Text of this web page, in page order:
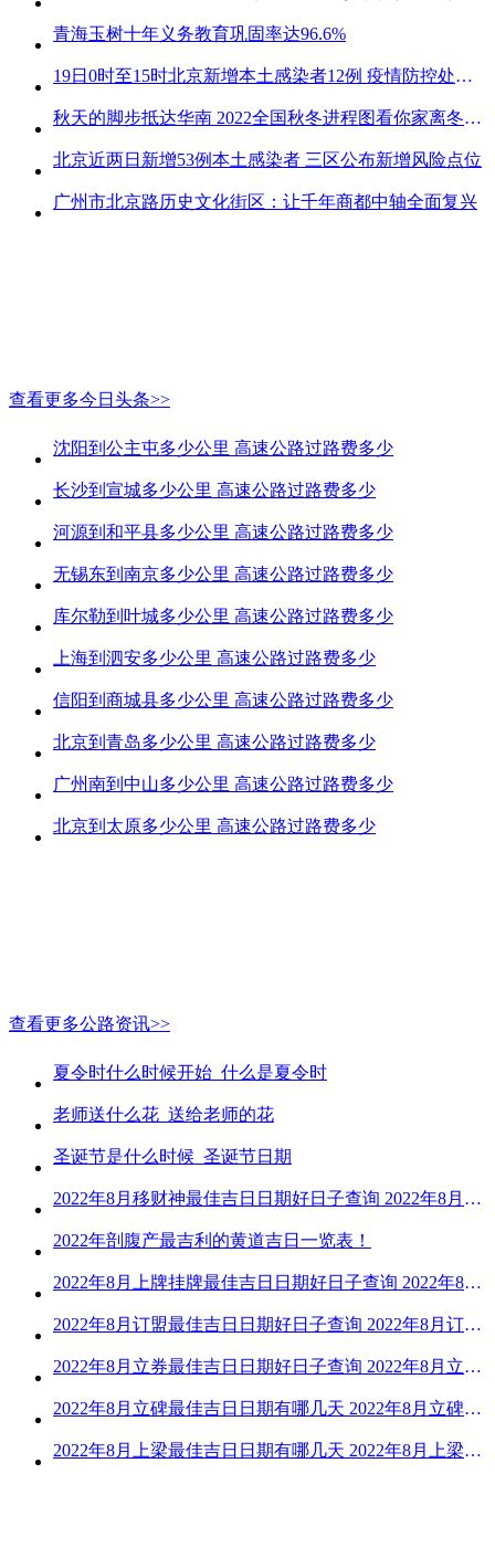
青海玉树十年义务教育巩固率达96.6%
19日0时至15时北京新增本土感染者12例 疫情防控处关键时刻
秋天的脚步抵达华南 2022全国秋冬进程图看你家离冬天有多远
北京近两日新增53例本土感染者 三区公布新增风险点位
广州市北京路历史文化街区：让千年商都中轴全面复兴
查看更多今日头条>>
沈阳到公主屯多少公里 高速公路过路费多少
长沙到宣城多少公里 高速公路过路费多少
河源到和平县多少公里 高速公路过路费多少
无锡东到南京多少公里 高速公路过路费多少
库尔勒到叶城多少公里 高速公路过路费多少
上海到泗安多少公里 高速公路过路费多少
信阳到商城县多少公里 高速公路过路费多少
北京到青岛多少公里 高速公路过路费多少
广州南到中山多少公里 高速公路过路费多少
北京到太原多少公里 高速公路过路费多少
查看更多公路资讯>>
夏令时什么时候开始_什么是夏令时
老师送什么花_送给老师的花
圣诞节是什么时候_圣诞节日期
2022年8月移财神最佳吉日日期好日子查询 2022年8月移财神吉日一览
2022年剖腹产最吉利的黄道吉日一览表！
2022年8月上牌挂牌最佳吉日日期好日子查询 2022年8月上牌吉日精选
2022年8月订盟最佳吉日日期好日子查询 2022年8月订盟黄道吉日一览
2022年8月立券最佳吉日日期好日子查询 2022年8月立券的黄道吉日一览
2022年8月立碑最佳吉日日期有哪几天 2022年8月立碑吉日查询
2022年8月上梁最佳吉日日期有哪几天 2022年8月上梁的黄道吉日